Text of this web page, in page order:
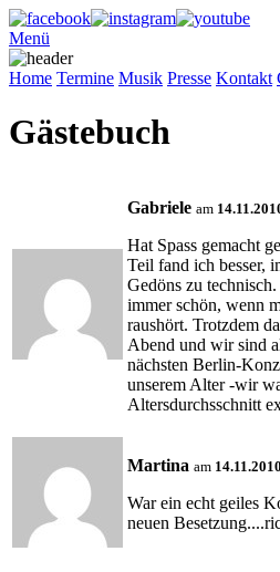
Menü
Home Termine Musik Presse Kontakt
Gästebuch
Gabriele am
Hat Spass gemacht
Teil fand ich besser,
Gedöns zu
immer schön, wenn
raushört. Trotzdem
Abend und wir sind
nächsten Berlin-
unserem Alter -wir
Altersdurchsschnitt
Martina am 14.11.2010
War ein echt geiles
neuen